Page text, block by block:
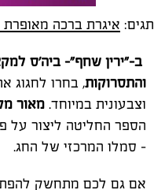
תגים: איגרת ברכה מאופרת
ב-"ירין שחף"- ביה'ס
והתסרוקות, בחרו לחגוג
וצבעונית במיוחד. מאור
הספר החליטה ליצור על
- סמלו המרכזי של החג.
אם גם לכם מתחשק